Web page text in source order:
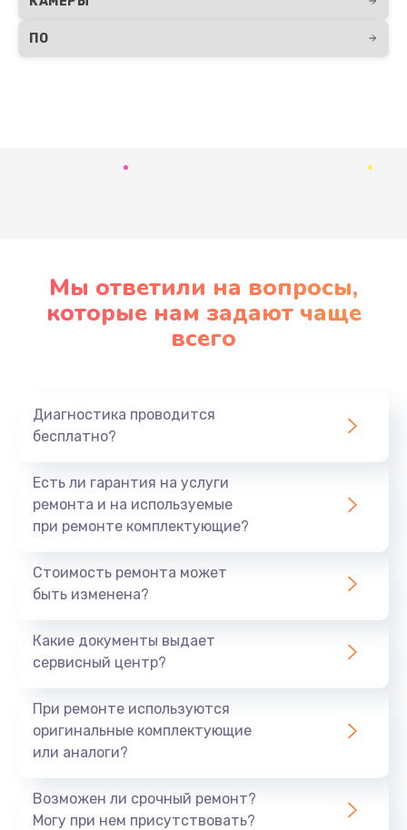
ПО
Мы ответили на вопросы,
которые нам задают чаще
всего
Диагностика проводится
бесплатно?
Есть ли гарантия на услуги
ремонта и на используемые
при ремонте комплектующие?
Стоимость ремонта может
быть изменена?
Какие документы выдает
сервисный центр?
При ремонте используются
оригинальные комплектующие
или аналоги?
Возможен ли срочный ремонт?
Могу при нем присутствовать?